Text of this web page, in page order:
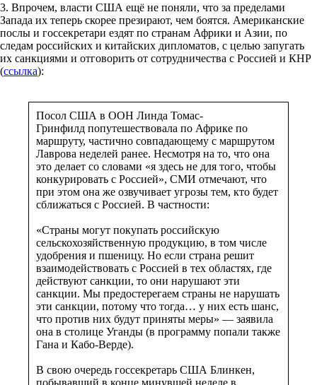
3. Впрочем, власти США ещё не поняли, что за пределами
Запада их теперь скорее презирают, чем боятся. Американские
послы и госсекретари ездят по странам Африки и Азии, по
следам российских и китайских дипломатов, с целью запугать
их санкциями и отговорить от сотрудничества с Россией и КНР
(ссылка):
Посол США в ООН Линда Томас-
Гринфилд попутешествовала по Африке по
маршруту, частично совпадающему с маршрутом
Лаврова неделей ранее. Несмотря на то, что она
это делает со словами «я здесь не для того, чтобы
конкурировать с Россией», СМИ отмечают, что
при этом она же озвучивает угрозы тем, кто будет
сближаться с Россией. В частности:
«Страны могут покупать российскую
сельскохозяйственную продукцию, в том числе
удобрения и пшеницу. Но если страна решит
взаимодействовать с Россией в тех областях, где
действуют санкции, то они нарушают эти
санкции. Мы предостерегаем страны не нарушать
эти санкции, потому что тогда… у них есть шанс,
что против них будут приняты меры» — заявила
она в столице Уганды (в программу попали также
Гана и Кабо-Верде).
В свою очередь госсекретарь США Блинкен,
побывавший в конце минувшей неделе в